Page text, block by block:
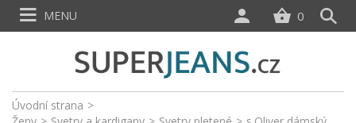
Úvodní strana >
0
MENU